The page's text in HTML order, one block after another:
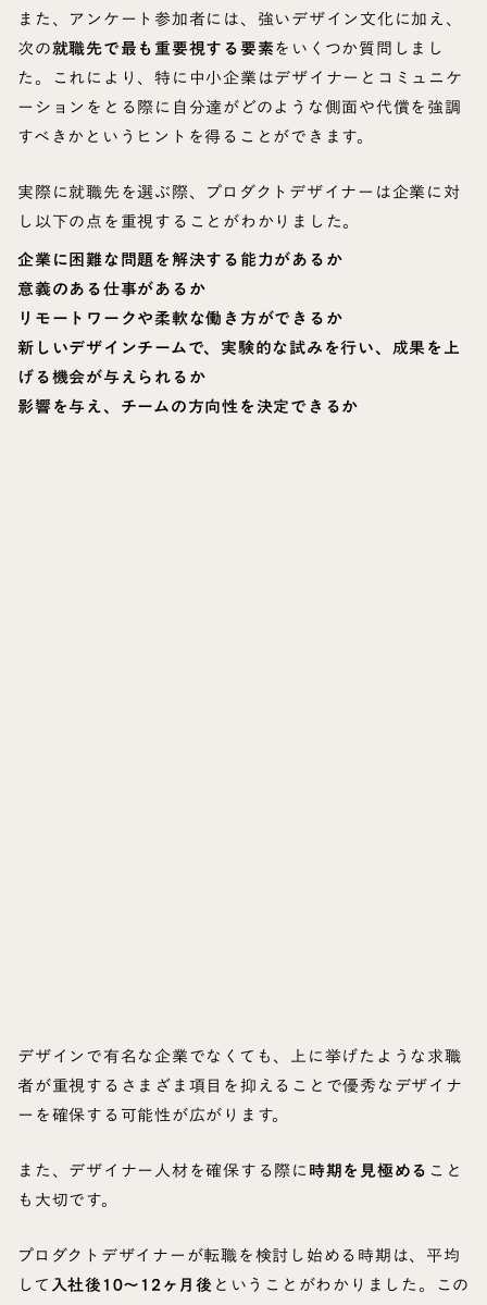
また、アンケート参加者には、強いデザイン文化に加え、
次の就職先で最も重要視する要素をいくつか質問しまし
た。これにより、特に中小企業はデザイナーとコミュニケ
ーションをとる際に自分達がどのような側面や代償を強調
すべきかというヒントを得ることができます。
実際に就職先を選ぶ際、プロダクトデザイナーは企業に対
し以下の点を重視することがわかりました。
企業に困難な問題を解決する能力があるか
意義のある仕事があるか
リモートワークや柔軟な働き方ができるか
新しいデザインチームで、実験的な試みを行い、成果を上
げる機会が与えられるか
影響を与え、チームの方向性を決定できるか
デザインで有名な企業でなくても、上に挙げたような求職
者が重視するさまざま項目を抑えることで優秀なデザイナ
ーを確保する可能性が広がります。
また、デザイナー人材を確保する際に時期を見極める こと
も大切です。
プロダクトデザイナーが転職を検討し始める時期は、平均
して入社後10〜12ヶ月後ということがわかりました。この